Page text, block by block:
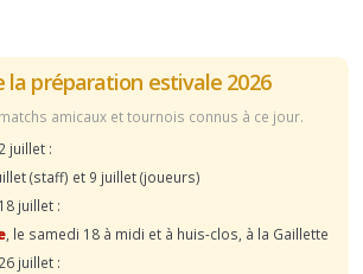
la préparation estivale 2026
amicaux et tournois connus à ce jour.
juillet :
(staff) et 9 juillet (joueurs)
juillet :
, le samedi 18 à midi et à huis-clos, à la Gaillette
juillet :